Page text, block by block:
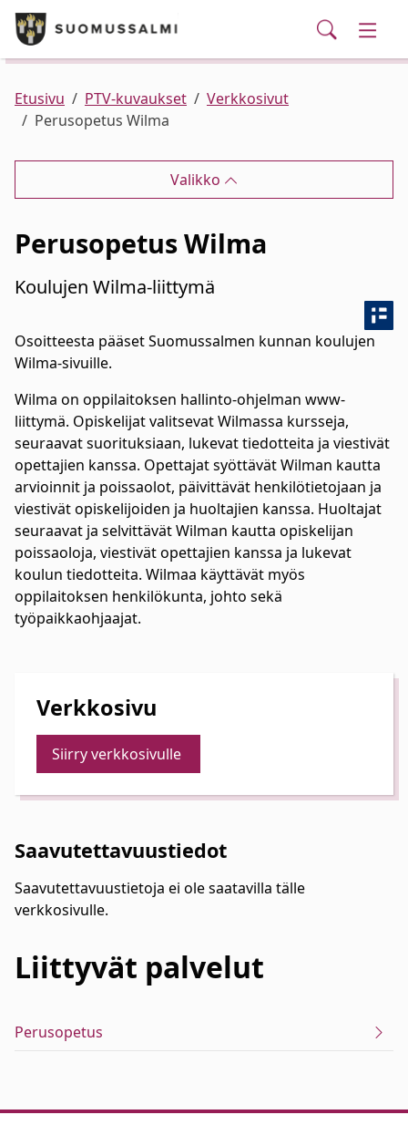
Siirry pääsisältöön
Puhelinluettelo/yhteystiedot
Palvelut
Ajankohtaista
Verkkokauppa
Haku
Kunta ja hallinto
Asuminen ja ympäristö
Elinvoima
Kulttuuri, vapaa-aika ja nuoret
Etusivu PTV-kuvaukset
Verkkosivut
Perusopetus Wilma
Valikko
Perusopetus Wilma
Koulujen Wilma-liittymä
Osoitteesta pääset Suomussalmen kunnan koulujen
Wilma-sivuille.
Wilma on oppilaitoksen hallinto-ohjelman www-
liittymä. Opiskelijat valitsevat Wilmassa kursseja,
seuraavat suorituksiaan, lukevat tiedotteita ja viestivät
opettajien kanssa. Opettajat syöttävät Wilman kautta
arvioinnit ja poissaolot, päivittävät henkilötietojaan ja
viestivät opiskelijoiden ja huoltajien kanssa. Huoltajat
seuraavat ja selvittävät Wilman kautta opiskelijan
poissaoloja, viestivät opettajien kanssa ja lukevat
koulun tiedotteita. Wilmaa käyttävät myös
oppilaitoksen henkilökunta, johto sekä
työpaikkaohjaajat.
Verkkosivu
Siirry verkkosivulle
Saavutettavuustiedot
Saavutettavuustietoja ei ole saatavilla tälle
verkkosivulle.
Liittyvät palvelut
Perusopetus